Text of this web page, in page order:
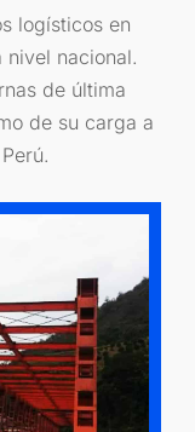
logísticos en
nivel nacional.
de última
de su carga a